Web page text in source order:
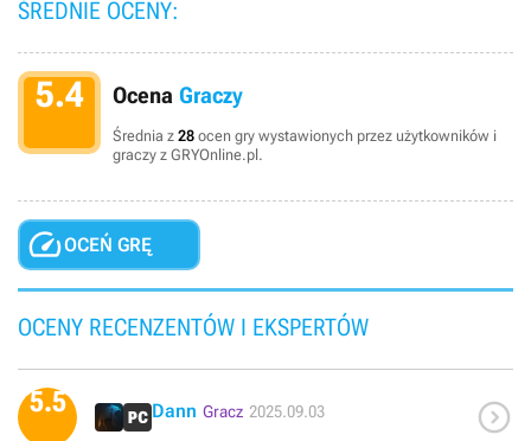
ŚREDNIE OCENY:
5.4 Ocena Graczy
Średnia z 28 ocen gry wystawionych przez użytkowników i
graczy z GRYOnline.pl.
OCEŃ GRĘ
OCENY RECENZENTÓW I EKSPERTÓW
5.5 Dann Gracz 2025.09.03 